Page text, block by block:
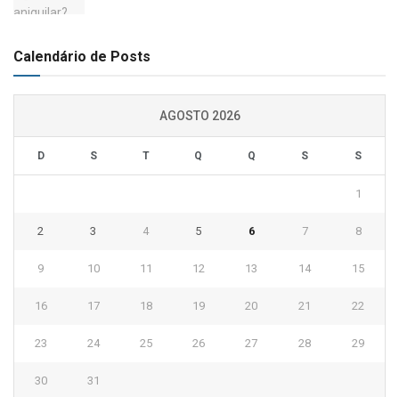
Calendário de Posts
AGOSTO 2026
D S T Q Q S S
1
2 3 4 5 6 7 8
9 10 11 12 13 14 15
16 17 18 19 20 21 22
23 24 25 26 27 28 29
30 31